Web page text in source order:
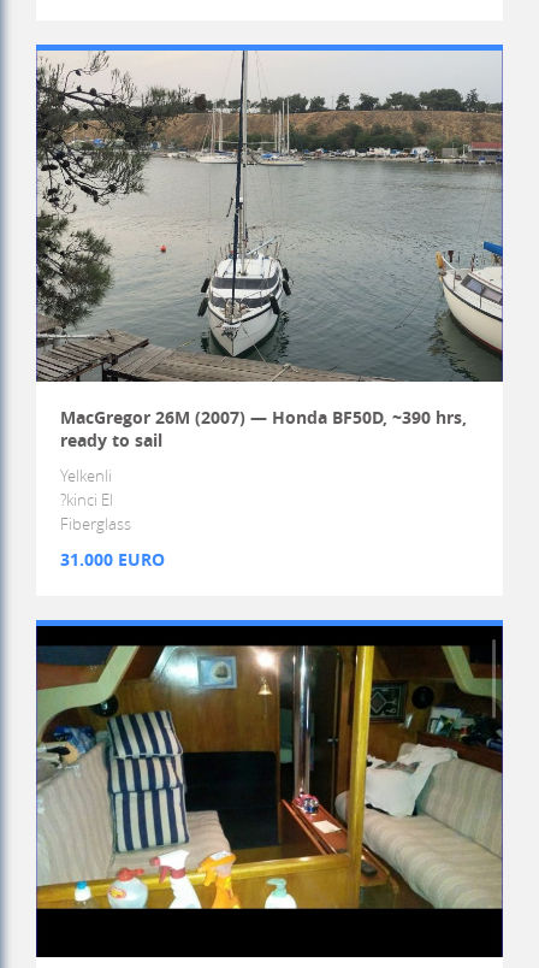
MacGregor 26M (2007) — Honda BF50D, ~390 hrs,
ready to sail
Yelkenli
?kinci El
Fiberglass
31.000 EURO